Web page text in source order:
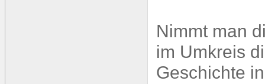
Nimmt man
im Umkreis
Geschichte